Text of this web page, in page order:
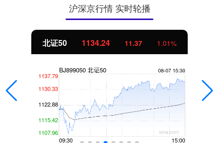
沪深京行情 实时轮播
北证50 1134.24 11.37 1.01%